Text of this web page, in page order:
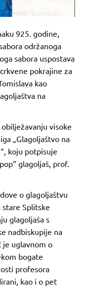
925. godine,
održanoga
sabora uspostava
pokrajine za
kao
na
visoke
„Glagoljaštvo na
koju potpisuje
glagoljaš, prof.
o glagoljaštvu
Splitske
glagoljaša s
nadbiskupije na
je uglavnom o
bogate
profesora
kao i o pet